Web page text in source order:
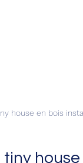
house en bois
tiny